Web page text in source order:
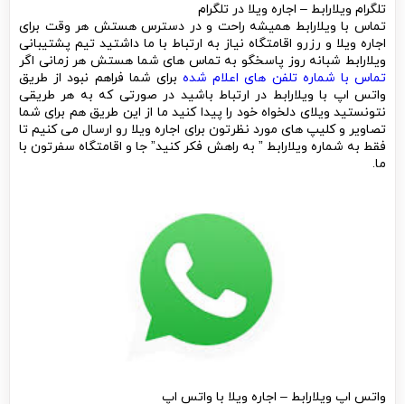
تلگرام ویلارابط – اجاره ویلا در تلگرام
تماس با ویلارابط همیشه راحت و در دسترس هستش هر وقت برای
اجاره ویلا و رزرو اقامتگاه نیاز به ارتباط با ما داشتید تیم پشتیبانی
ویلارابط شبانه روز پاسخگو به تماس های شما هستش هر زمانی اگر
تماس با شماره تلفن های اعلام شده برای شما فراهم نبود از طریق
واتس اپ با ویلارابط در ارتباط باشید در صورتی که به هر طریقی
نتونستید ویلای دلخواه خود را پیدا کنید ما از این طریق هم برای شما
تصاویر و کلیپ های مورد نظرتون برای اجاره ویلا رو ارسال می کنیم تا
فقط به شماره ویلارابط ” به راهش فکر کنید” جا و اقامتگاه سفرتون با
ما.
واتس اپ ویلارابط – اجاره ویلا با واتس اپ